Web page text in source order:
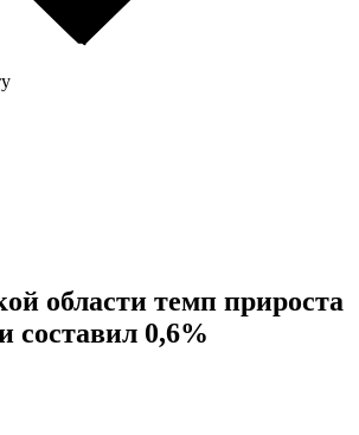
области темп прироста
составил 0,6%